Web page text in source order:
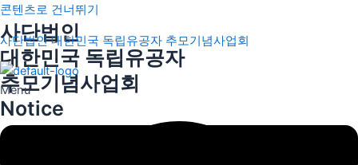
콘텐츠로 건너뛰기
사단법인 대한민국 독립유공자 추모기념사업회
Menu
사단법인
대한민국 독립유공자
추모기념사업회
Notice